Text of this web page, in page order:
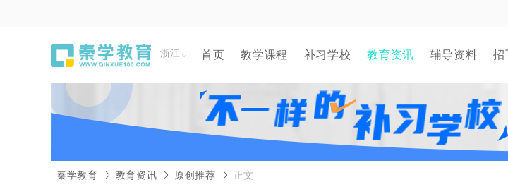
浙江 首页 教学课程 补习学校 教育资讯 辅导资料 招
秦学教育 教育资讯 原创推荐 正文